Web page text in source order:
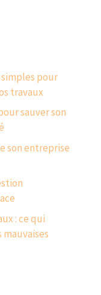
pour
travaux
sauver son
son entreprise
: ce qui